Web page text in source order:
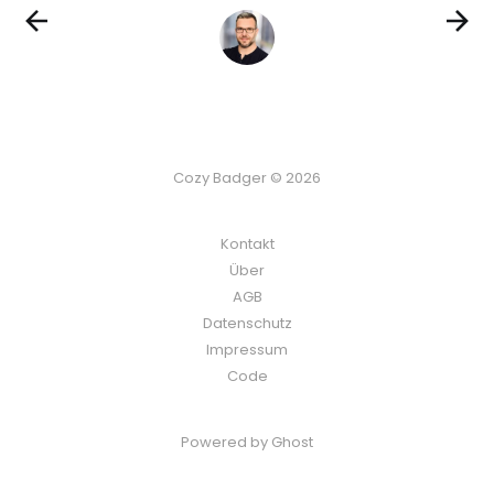
Cozy Badger © 2026
Kontakt
Über
AGB
Datenschutz
Impressum
Code
Powered by Ghost